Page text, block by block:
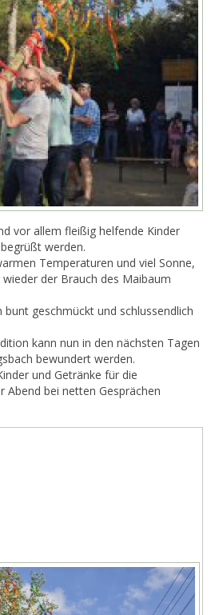
vor allem fleißig helfende Kinder
werden.
Temperaturen und viel Sonne,
der Brauch des Maibaum
geschmückt und schlussendlich
kann nun in den nächsten Tagen
bewundert werden.
und Getränke für die
Abend bei netten Gesprächen